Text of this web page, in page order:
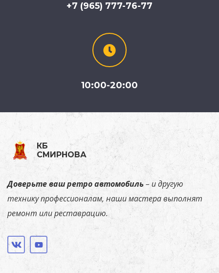
+7 (965) 777-76-77
10:00-20:00
КБ
СМИРНОВА
Доверьтеваш ретро автомобиль– идругую
техникупрофессионалам, нашимастеравыполнят
ремонт или реставрацию.